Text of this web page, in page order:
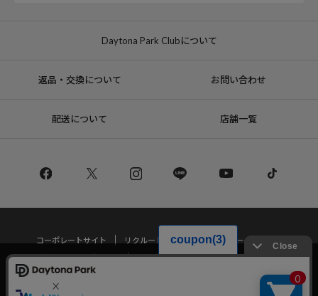
Daytona Park Clubについて
返品・交換について お問い合わせ
配送について 店舗一覧
コーポレートサイト リクルート
サステナブルマークについて
プライバシーポリシー
特定商取引法・古物営業法に基づく表記
当サイトでは利用体験の向上およびコンテンツの最適な提供、トラフィック
の分析を目的としてCookieを使用しています。